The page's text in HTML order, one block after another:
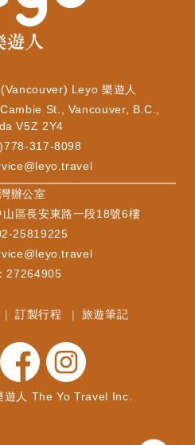
Island
島（下船）
14日
Lucas, Mexico
墨西哥（下船）
月16日
墨西哥（下船）
17日
海上同樂
18日
達（下船）
月19日
磯下船
Leyo 樂遊人
St., Vancouver, B.C.,
V5Z 2Y4
317-8098
辦公室
區長安東路一段18號6樓
25819225
27264905
訂製行程 旅遊筆記
人 The Yo Travel Inc.